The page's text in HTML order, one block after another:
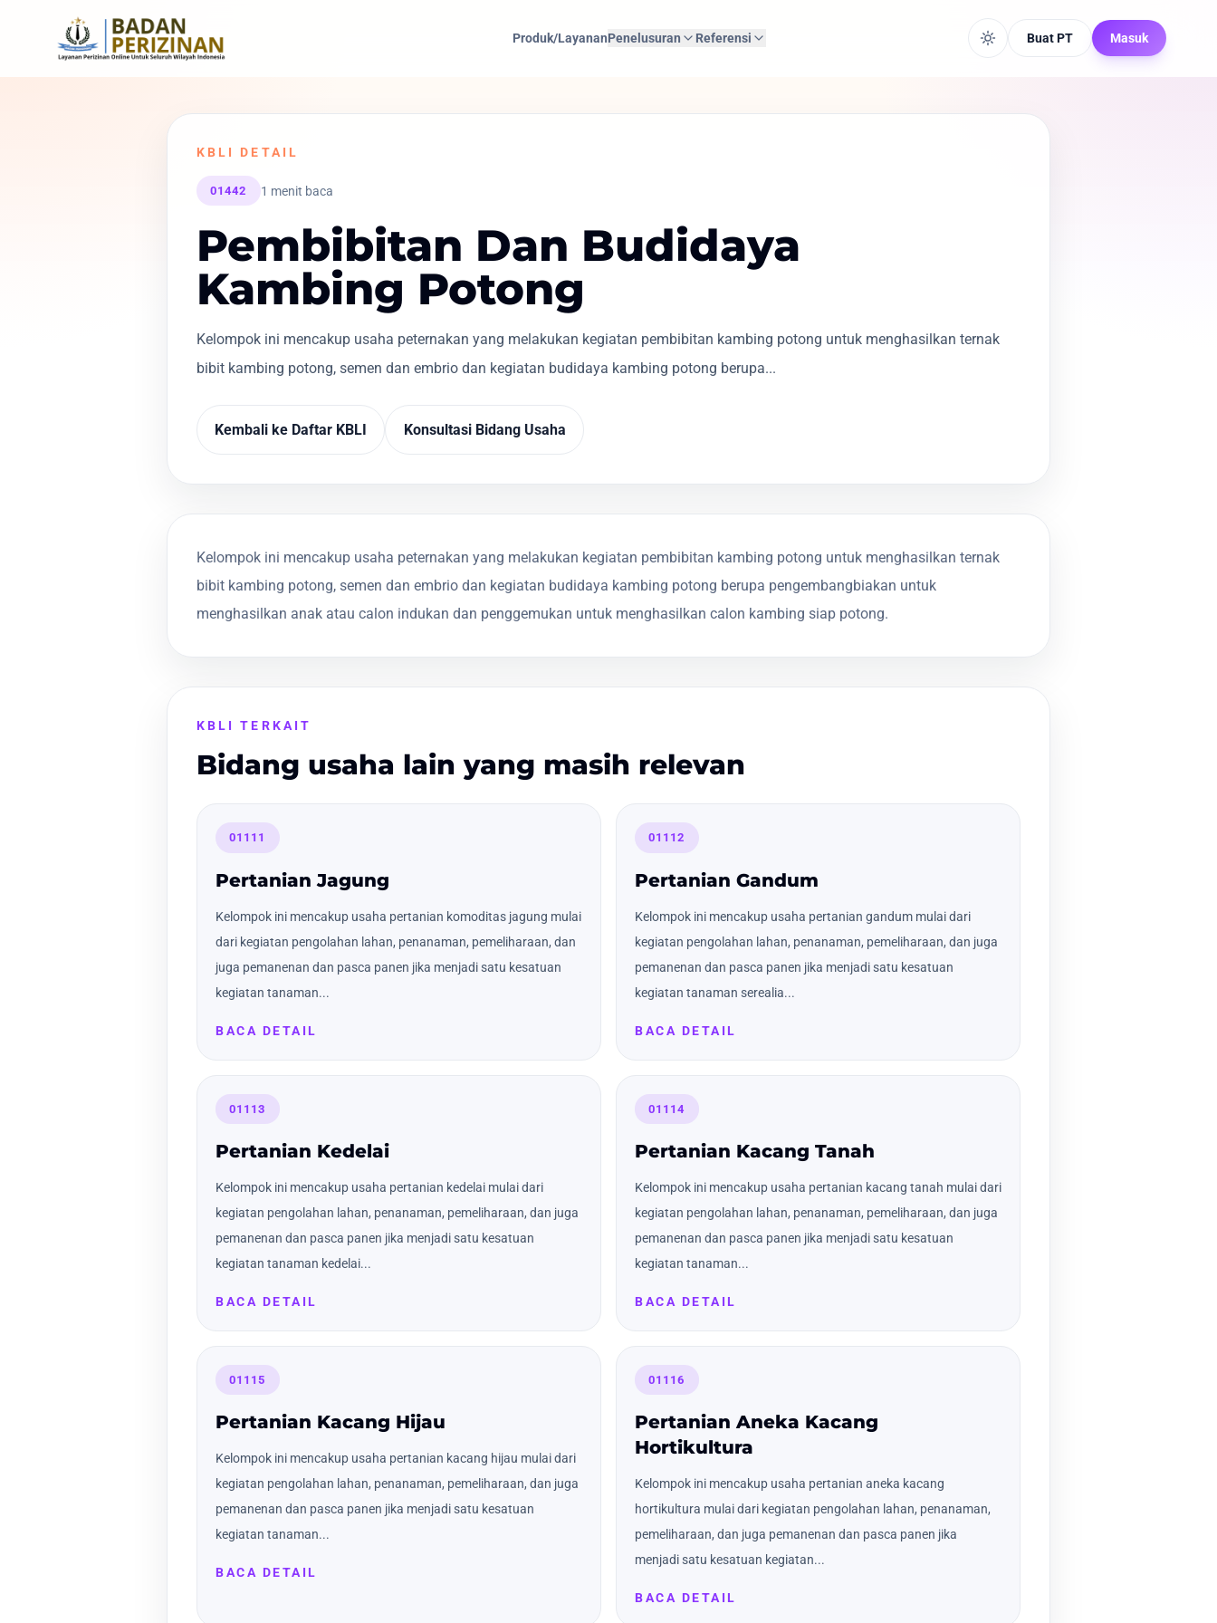
Produk/LayananPenelusuran Referensi Buat PT Masuk
KBLI DETAIL
01442 1 menit baca
Pembibitan Dan Budidaya
Kambing Potong
Kelompok ini mencakup usaha peternakan yang melakukan kegiatan pembibitan kambing potong untuk menghasilkan ternak
bibit kambing potong, semen dan embrio dan kegiatan budidaya kambing potong berupa...
Kembali ke Daftar KBLI Konsultasi Bidang Usaha
Kelompok ini mencakup usaha peternakan yang melakukan kegiatan pembibitan kambing potong untuk menghasilkan ternak
bibit kambing potong, semen dan embrio dan kegiatan budidaya kambing potong berupa pengembangbiakan untuk
menghasilkan anak atau calon indukan dan penggemukan untuk menghasilkan calon kambing siap potong.
KBLI TERKAIT
Bidang usaha lain yang masih relevan
01111
Pertanian Jagung
Kelompok ini mencakup usaha pertanian komoditas jagung mulai
dari kegiatan pengolahan lahan, penanaman, pemeliharaan, dan
juga pemanenan dan pasca panen jika menjadi satu kesatuan
kegiatan tanaman...
BACA DETAIL
01112
Pertanian Gandum
Kelompok ini mencakup usaha pertanian gandum mulai dari
kegiatan pengolahan lahan, penanaman, pemeliharaan, dan juga
pemanenan dan pasca panen jika menjadi satu kesatuan
kegiatan tanaman serealia...
BACA DETAIL
01113
Pertanian Kedelai
Kelompok ini mencakup usaha pertanian kedelai mulai dari
kegiatan pengolahan lahan, penanaman, pemeliharaan, dan juga
pemanenan dan pasca panen jika menjadi satu kesatuan
kegiatan tanaman kedelai...
BACA DETAIL
01114
Pertanian Kacang Tanah
Kelompok ini mencakup usaha pertanian kacang tanah mulai dari
kegiatan pengolahan lahan, penanaman, pemeliharaan, dan juga
pemanenan dan pasca panen jika menjadi satu kesatuan
kegiatan tanaman...
BACA DETAIL
01115
Pertanian Kacang Hijau
Kelompok ini mencakup usaha pertanian kacang hijau mulai dari
kegiatan pengolahan lahan, penanaman, pemeliharaan, dan juga
pemanenan dan pasca panen jika menjadi satu kesatuan
kegiatan tanaman...
BACA DETAIL
01116
Pertanian Aneka Kacang
Hortikultura
Kelompok ini mencakup usaha pertanian aneka kacang
hortikultura mulai dari kegiatan pengolahan lahan, penanaman,
pemeliharaan, dan juga pemanenan dan pasca panen jika
menjadi satu kesatuan kegiatan...
BACA DETAIL